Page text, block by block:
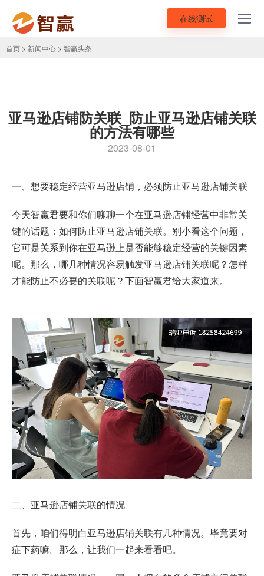
在线测试
首页 > 新闻中心 > 智赢头条
亚马逊店铺防关联_防止亚马逊店铺关联
的方法有哪些
2023-08-01
一、想要稳定经营亚马逊店铺，必须防止亚马逊店铺关联
今天智赢君要和你们聊聊一个在亚马逊店铺经营中非常关
键的话题： 如何防止亚马逊店铺关联。别小看这个问题，
它可是关系到你在亚马逊上是否能够稳定经营的关键因素
呢。那么，哪几种情况容易触发亚马逊店铺关联呢？怎样
才能防止不必要的关联呢？下面智赢君给大家道来。
二、亚马逊店铺关联的情况
首先，咱们得明白亚马逊店铺关联有几种情况。毕竟要对
症下药嘛。那么，让我们一起来看看吧。